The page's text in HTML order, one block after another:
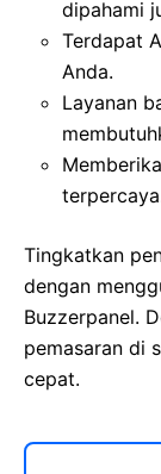
dipahami
Terdapat
Anda.
Layanan
Tingkatkan
dengan
Buzzerpanel.
pemasaran di
cepat.